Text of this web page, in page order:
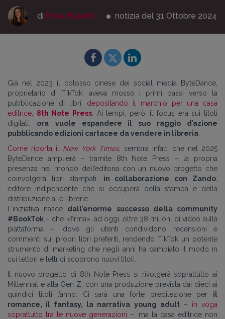
di Elisa Buletti notizia del 31 Ottobre 2024
Già nel 2023 il colosso cinese dei social media ByteDance,
proprietario di TikTok, aveva mosso i primi passi verso la
pubblicazione di libri, depositando il marchio per una casa
editrice, 8th Note Press. Ai tempi, però, il focus era sui titoli
digitali: ora
vuole espandere il suo raggio d’azione
pubblicando edizioni cartacee da vendere in libreria
Come riporta il New York Times, sembra infatti che nel 2025
ByteDance amplierà – tramite 8th Note Press – la propria
presenza nel mondo dell’editoria con un nuovo progetto che
coinvolgerà libri stampati, in collaborazione con Zando
editore indipendente che si occuperà della stampa e della
distribuzione alle librerie.
L'iniziativa nasce dall’enorme successo della community
#BookTok – che «firma», ad oggi, oltre 38 milioni di video sulla
piattaforma –, dove gli utenti condividono recensioni e
commenti sui propri libri preferiti, rendendo TikTok un potente
strumento di marketing che negli anni ha cambiato il modo in
cui lettori e lettrici scoprono nuovi titoli.
Il nuovo progetto di 8th Note Press si rivolgerà soprattutto ai
Millennial e alla Gen Z, con una produzione prevista dai dieci ai
quindici titoli l’anno. Ci sarà una forte predilezione per il
romance, il fantasy, la narrativa young adult– in voga
soprattutto tra le nuove generazioni –, ma la casa editrice non